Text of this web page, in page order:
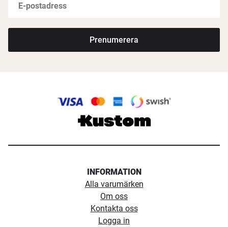
Prenumerera
INFORMATION
Alla varumärken
Om oss
Kontakta oss
Logga in